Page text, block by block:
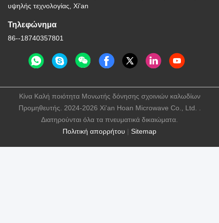
υψηλής τεχνολογίας, Xi'an
Τηλεφώνημα
86--18740357801
Πολιτική απορρήτου | Sitemap
Κίνα Καλή ποιότητα Μονωτής δόνησης σχοινιών καλωδίων
Προμηθευτής. 2024-2026 Xi'an Hoan Microwave Co., Ltd. .
Διατηρούνται όλα τα πνευματικά δικαιώματα.